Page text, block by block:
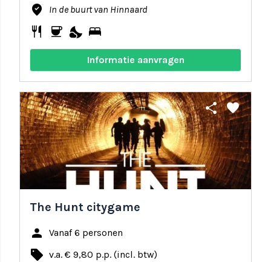
where_to_vote In de buurt van Hinnaard
restaurant coffee nights_stay bed
Informatie aanvragen
share favorite
The Hunt citygame
person Vanaf 6 personen
local_offer v.a. € 9,80 p.p. (incl. btw)